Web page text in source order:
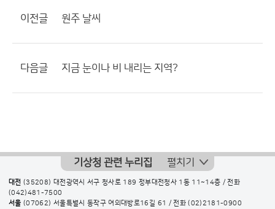
이전글 원주 날씨
다음글 지금 눈이나 비 내리는 지역?
기상청 관련 누리집 펼치기
대전 (35208) 대전광역시 서구 청사로 189 정부대전청사 1동 11~14층 / 전화
(042)481-7500
서울 (07062) 서울특별시 동작구 여의대방로16길 61 / 전화(02)2181-0900